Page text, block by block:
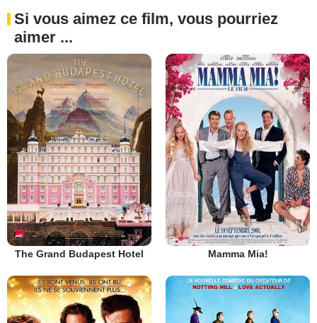
Si vous aimez ce film, vous pourriez
aimer ...
The Grand Budapest Hotel Mamma Mia!